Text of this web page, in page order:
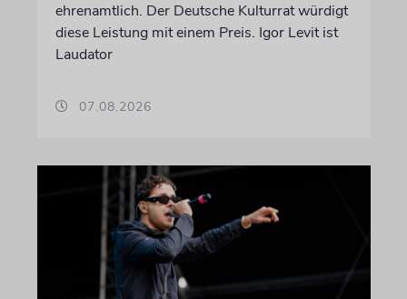
ehrenamtlich. Der Deutsche Kulturrat würdigt
diese Leistung mit einem Preis. Igor Levit ist
Laudator
07.08.2026